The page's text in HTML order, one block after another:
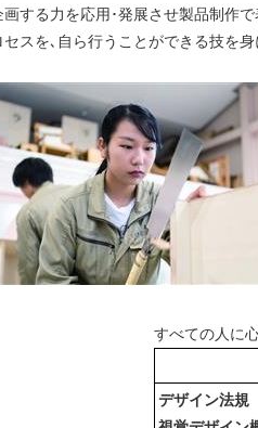
する力を応用･発展させ製品制作で
スを､自ら行うことができる技を身
すべての人に
デザイン法規